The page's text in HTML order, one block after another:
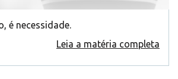
é necessidade.
Leia a matéria completa